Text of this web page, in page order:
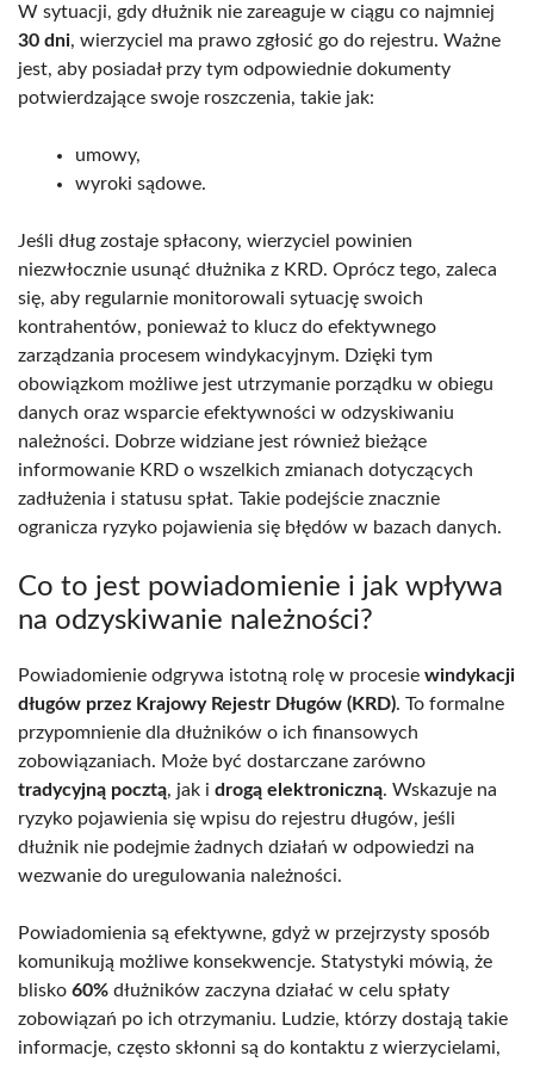
W sytuacji, gdy dłużnik nie zareaguje w ciągu co najmniej
30 dni, wierzyciel ma prawo zgłosić go do rejestru. Ważne
jest, aby posiadał przy tym odpowiednie dokumenty
potwierdzające swoje roszczenia, takie jak:
umowy,
wyroki sądowe.
Jeśli dług zostaje spłacony, wierzyciel powinien
niezwłocznie usunąć dłużnika z KRD. Oprócz tego, zaleca
się, aby regularnie monitorowali sytuację swoich
kontrahentów, ponieważ to klucz do efektywnego
zarządzania procesem windykacyjnym. Dzięki tym
obowiązkom możliwe jest utrzymanie porządku w obiegu
danych oraz wsparcie efektywności w odzyskiwaniu
należności. Dobrze widziane jest również bieżące
informowanie KRD o wszelkich zmianach dotyczących
zadłużenia i statusu spłat. Takie podejście znacznie
ogranicza ryzyko pojawienia się błędów w bazach danych.
Co to jest powiadomienie i jak wpływa
na odzyskiwanie należności?
Powiadomienie odgrywa istotną rolę w procesie windykacji
długów przez Krajowy Rejestr Długów (KRD). To formalne
przypomnienie dla dłużników o ich finansowych
zobowiązaniach. Może być dostarczane zarówno
tradycyjną pocztą, jak i drogą elektroniczną. Wskazuje na
ryzyko pojawienia się wpisu do rejestru długów, jeśli
dłużnik nie podejmie żadnych działań w odpowiedzi na
wezwanie do uregulowania należności.
Powiadomienia są efektywne, gdyż w przejrzysty sposób
komunikują możliwe konsekwencje. Statystyki mówią, że
blisko 60% dłużników zaczyna działać w celu spłaty
zobowiązań po ich otrzymaniu. Ludzie, którzy dostają takie
informacje, często skłonni są do kontaktu z wierzycielami,